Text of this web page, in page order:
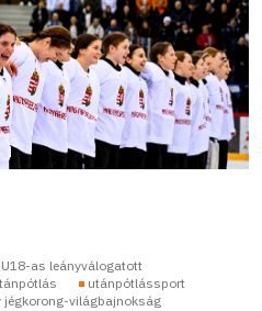
U18-as leányválogatott
utánpótlássport
világbajnokság